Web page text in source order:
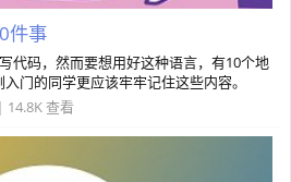
件事
代码，然而要想用好这种语言，有10个地
门的同学更应该牢牢记住这些内容。
| 14.8K 查看